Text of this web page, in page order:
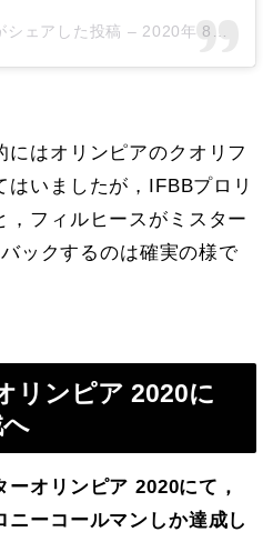
ェアした投稿 – 2020年 8月月7日午前6時00分PDT
にはオリンピアのクオリフ
はいましたが，IFBBプロリ
，フィルヒースがミスター
ックするのは確実の様で
リンピア 2020に
オリンピア 2020にて，
ーコールマンしか達成し